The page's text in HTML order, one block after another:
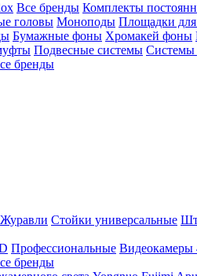
Все бренды Комплекты
головы Моноподы Площадки
Бумажные фоны Хромакей фоны
Подвесные системы Системы
бренды
Журавли Стойки универсальные
Профессиональные Видеокамеры
бренды